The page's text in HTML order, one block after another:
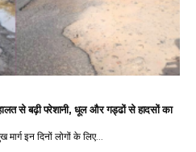
से बढ़ी परेशानी, धूल और गड्ढों से हादसों का
इन दिनों लोगों के लिए...